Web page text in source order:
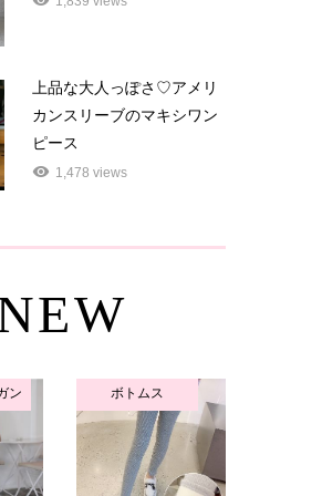
上品な大人っぽさ♡アメリ
カンスリーブのマキシワン
ピース
1,478 views
ン ボトムス